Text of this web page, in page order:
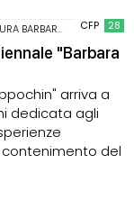
CFP 28
CAPPOCHIN
"Barbara
arriva a
dedicata agli
del